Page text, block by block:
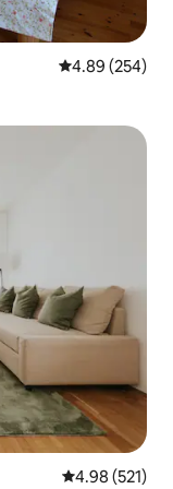
औसत रेटिंग 5 में से
4.89 (254)
औसत रेटिंग 5 में से
4.98 (521)